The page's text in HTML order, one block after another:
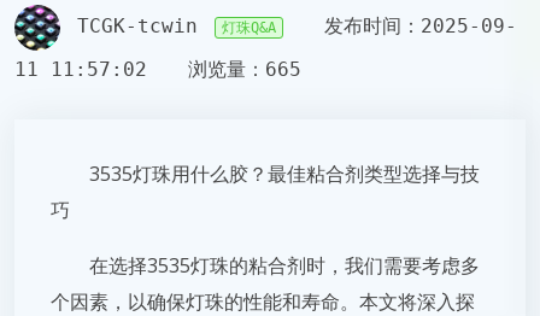
TCGK-tcwin 灯珠Q&A
发布时间：2025-09-
11 11:57:02
浏览量：665
3535灯珠用什么胶？最佳粘合剂类型选择与技
巧
在选择3535灯珠的粘合剂时，我们需要考虑多
个因素，以确保灯珠的性能和寿命。本文将深入探